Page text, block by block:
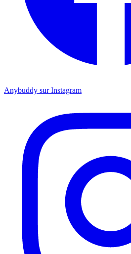
Anybuddy sur Instagram